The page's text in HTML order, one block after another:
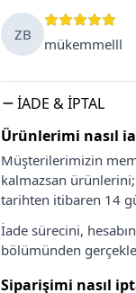
ZB
mükemmelll
İADE & İPTAL
Ürünlerimi nasıl
Müşterilerimizin
kalmazsan ürünlerini;
tarihten itibaren 14
İade sürecini,
bölümünden
Siparişimi nasıl